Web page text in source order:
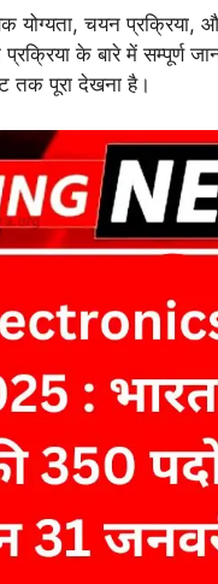
योग्यता, चयन
के बारे में सम्पूर्ण
तक पूरा देखना है।